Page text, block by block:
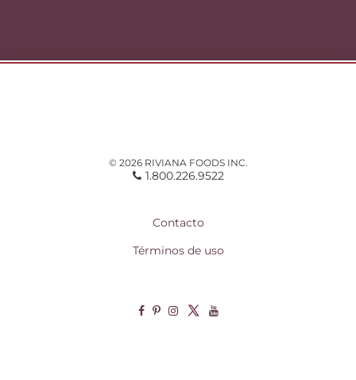
© 2026 RIVIANA FOODS INC.
1.800.226.9522
Contacto
Términos de uso